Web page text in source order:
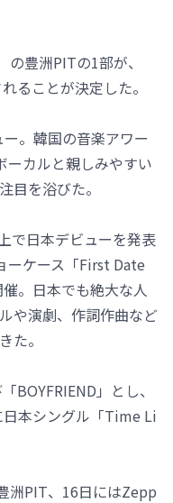
豊洲PITの1部が、
ることが決定した。
。韓国の音楽アワー
ーカルと親しみやすい
目を浴びた。
で日本デビューを発表
ーケース「First Date
。日本でも絶大な人
や演劇、作詞作曲など
た。
BOYFRIEND」とし、
本シングル「Time Li
洲PIT、16日にはZepp